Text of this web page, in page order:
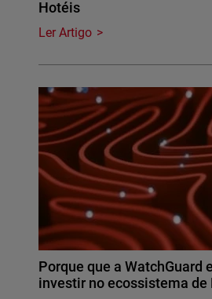
Hotéis
Ler Artigo
Porque que a WatchGuard
investir no ecossistema de